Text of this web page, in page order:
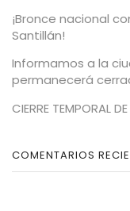
¡Bronce nacional
Santillán!
Informamos a la
permanecerá
CIERRE TEMPORAL
COMENTARIOS